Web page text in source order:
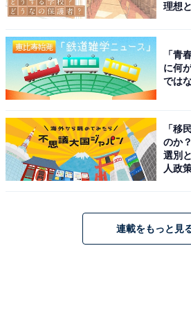
理想
「青
に何
では
「移
のか
選別
人政
連載をもっと見